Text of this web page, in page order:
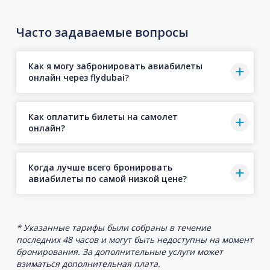
Часто задаваемые вопросы
Как я могу забронировать авиабилеты
онлайн через flydubai?
Как оплатить билеты на самолет
онлайн?
Когда лучше всего бронировать
авиабилеты по самой низкой цене?
* Указанные тарифы были собраны в течение
последних 48 часов и могут быть недоступны на момент
бронирования. За дополнительные услуги может
взиматься дополнительная плата.